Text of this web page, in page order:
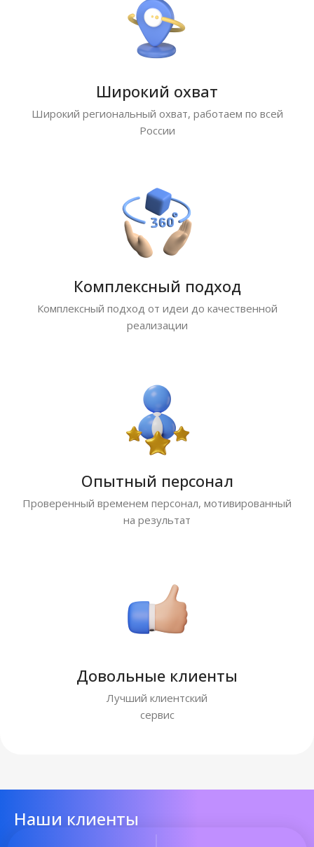
Широкий охват
Широкий региональный охват, работаем по всей
России
Комплексный подход
Комплексный подход от идеи до качественной
реализации
Опытный персонал
Проверенный временем персонал, мотивированный
на результат
Довольные клиенты
Лучший клиентский
сервис
Наши клиенты